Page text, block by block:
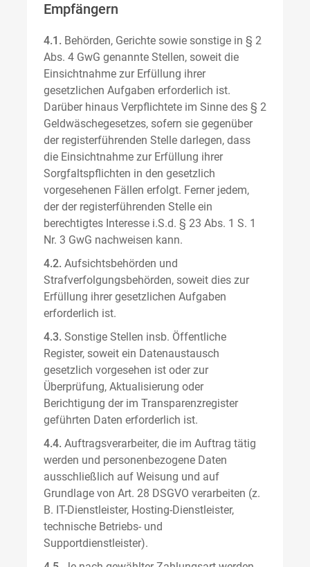
Empfängern
4.1. Behörden, Gerichte sowie sonstige in § 2
Abs. 4 GwG genannte Stellen, soweit die
Einsichtnahme zur Erfüllung ihrer
gesetzlichen Aufgaben erforderlich ist.
Darüber hinaus Verpflichtete im Sinne des § 2
Geldwäschegesetzes, sofern sie gegenüber
der registerführenden Stelle darlegen, dass
die Einsichtnahme zur Erfüllung ihrer
Sorgfaltspflichten in den gesetzlich
vorgesehenen Fällen erfolgt. Ferner jedem,
der der registerführenden Stelle ein
berechtigtes Interesse i.S.d. § 23 Abs. 1 S. 1
Nr. 3 GwG nachweisen kann.
4.2. Aufsichtsbehörden und
Strafverfolgungsbehörden, soweit dies zur
Erfüllung ihrer gesetzlichen Aufgaben
erforderlich ist.
4.3. Sonstige Stellen insb. Öffentliche
Register, soweit ein Datenaustausch
gesetzlich vorgesehen ist oder zur
Überprüfung, Aktualisierung oder
Berichtigung der im Transparenzregister
geführten Daten erforderlich ist.
4.4. Auftragsverarbeiter, die im Auftrag tätig
werden und personenbezogene Daten
ausschließlich auf Weisung und auf
Grundlage von Art. 28 DSGVO verarbeiten (z.
B. IT-Dienstleister, Hosting-Dienstleister,
technische Betriebs- und
Supportdienstleister).